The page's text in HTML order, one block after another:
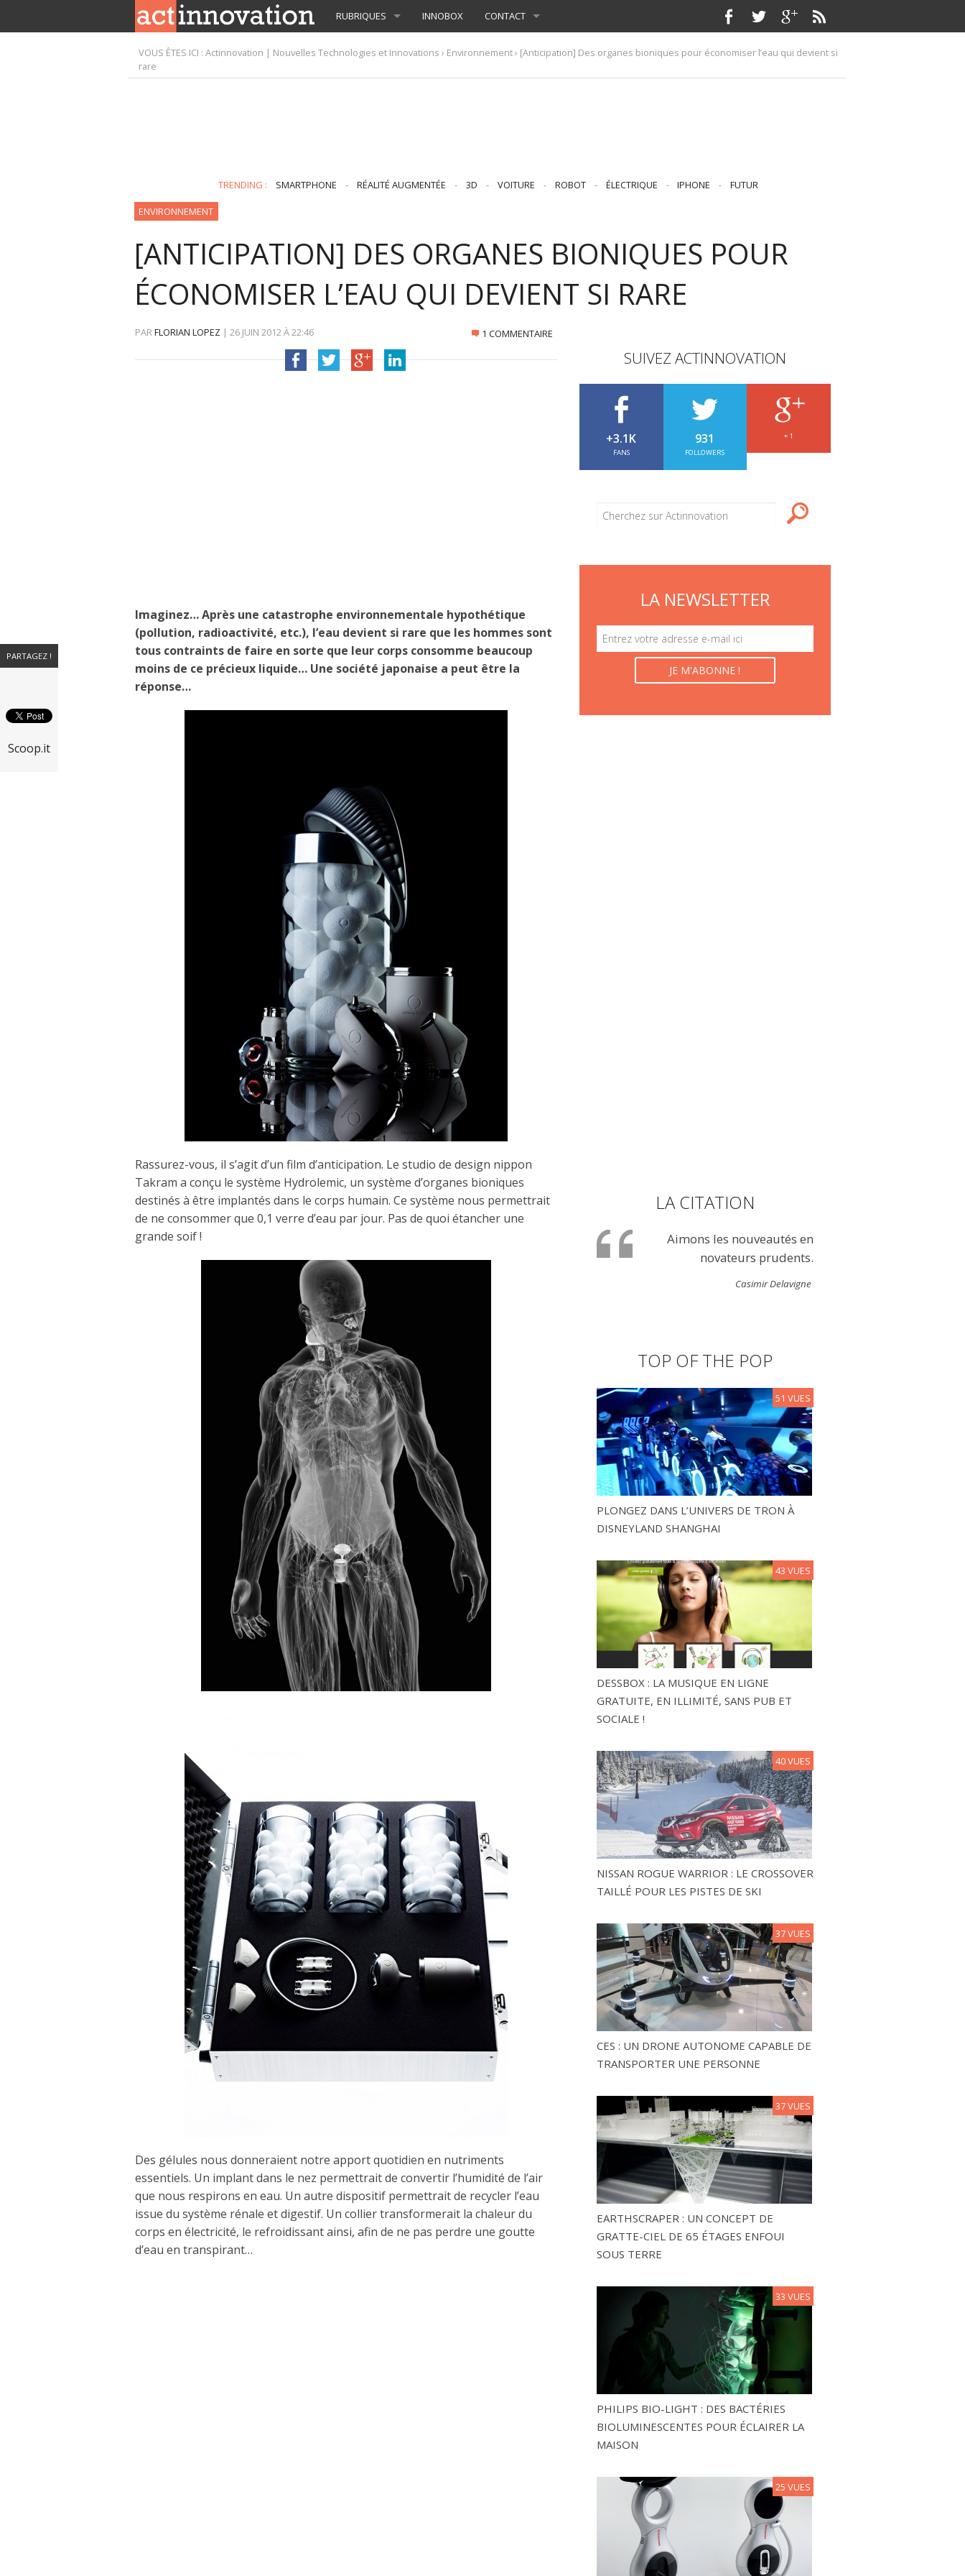
RUBRIQUES INNOBOX CONTACT
VOUS ÊTES ICI :Actinnovation | Nouvelles Technologies et Innovations › Environnement› [Anticipation] Des organes bioniques pour économiser l’eau qui devient si
rare
TRENDING : SMARTPHONE - RÉALITÉ AUGMENTÉE - 3D - VOITURE - ROBOT - ÉLECTRIQUE - IPHONE - FUTUR
ENVIRONNEMENT
[ANTICIPATION] DES ORGANES BIONIQUES POUR
ÉCONOMISER L’EAU QUI DEVIENT SI RARE
PARFLORIAN LOPEZ | 26 JUIN 2012À22:46 1 COMMENTAIRE
Imaginez… Après une catastrophe environnementale hypothétique
(pollution, radioactivité, etc.), l’eau devient si rare que les hommes sont
tous contraints de faire en sorte que leur corps consomme beaucoup
moins de ce précieux liquide… Une société japonaise a peut être la
réponse…
Rassurez-vous, il s’agit d’un film d’anticipation. Le studio de design nippon
Takram a conçu le système Hydrolemic, un système d’organes bioniques
destinés à être implantés dans le corps humain. Ce système nous permettrait
de ne consommer que 0,1 verre d’eau par jour. Pas de quoi étancher une
grande soif !
Des gélules nous donneraient notre apport quotidien en nutriments
essentiels. Un implant dans le nez permettrait de convertir l’humidité de l’air
que nous respirons en eau. Un autre dispositif permettrait de recycler l’eau
issue du système rénale et digestif. Un collier transformerait la chaleur du
corps en électricité, le refroidissant ainsi, afin de ne pas perdre une goutte
d’eau en transpirant…
SUIVEZ ACTINNOVATION
+3.1K
FANS
931
FOLLOWERS
+ 1
LA NEWSLETTER
LA CITATION
Aimons les nouveautés en
novateurs prudents.
Casimir Delavigne
TOP OF THE POP
PLONGEZ DANS L’UNIVERS DE TRON À
DISNEYLAND SHANGHAI
51 VUES
DESSBOX : LA MUSIQUE EN LIGNE
GRATUITE, EN ILLIMITÉ, SANS PUB ET
SOCIALE !
43 VUES
NISSAN ROGUE WARRIOR : LE CROSSOVER
TAILLÉ POUR LES PISTES DE SKI
40 VUES
CES : UN DRONE AUTONOME CAPABLE DE
TRANSPORTER UNE PERSONNE
37 VUES
EARTHSCRAPER : UN CONCEPT DE
GRATTE-CIEL DE 65 ÉTAGES ENFOUI
SOUS TERRE
37 VUES
PHILIPS BIO-LIGHT : DES BACTÉRIES
BIOLUMINESCENTES POUR ÉCLAIRER LA
MAISON
33 VUES
25 VUES
PARTAGEZ !
Scoop.it